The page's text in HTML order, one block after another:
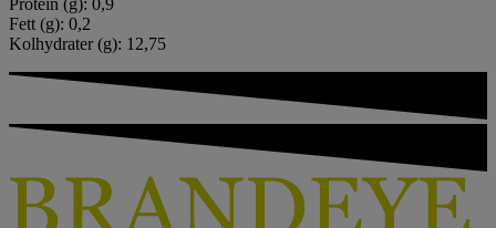
Fett (g): 0,2
Kolhydrater (g): 12,75